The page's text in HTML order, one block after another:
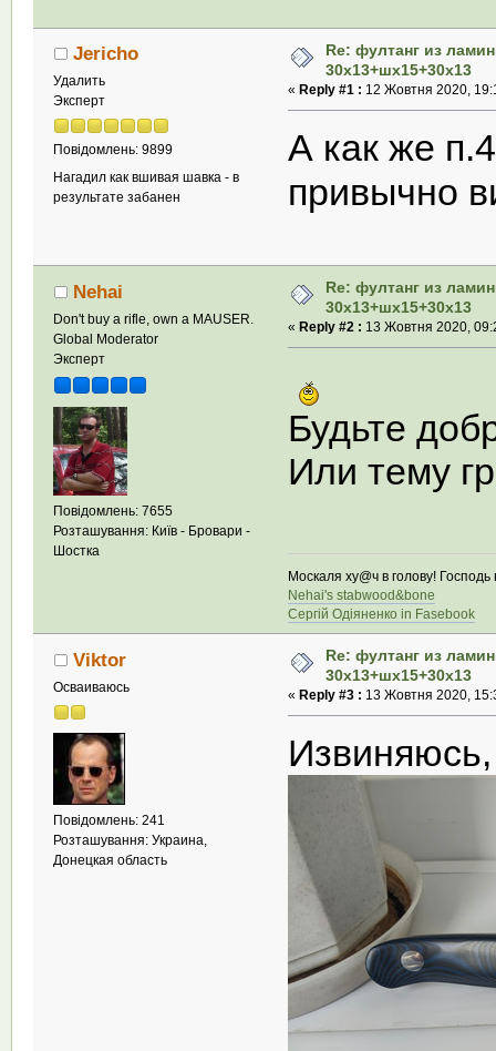
Jericho
Удалить
Эксперт
Повідомлень: 9899
Нагадил как вшивая шавка - в
результате забанен
Re: фултанг из
30х13+шх15+30х13
« Reply #1 : 12 Жовтня 2020,
А как же
привычно
Nehai
Don't buy a rifle, own a MAUSER.
Global Moderator
Эксперт
Повідомлень: 7655
Розташування: Київ - Бровари -
Шостка
Re: фултанг из
30х13+шх15+30х13
« Reply #2 : 13 Жовтня 2020,
Будьте
Или тему
Москаля ху@ч в голову! Господь
Nehai's stabwood&bone
Сергій Одіяненко in Fasebook
Viktor
Осваиваюсь
Повідомлень: 241
Розташування: Украина,
Донецкая область
Re: фултанг из
30х13+шх15+30х13
« Reply #3 : 13 Жовтня 2020,